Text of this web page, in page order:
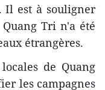
Il est à souligner
Tri n'a été
étrangères.
de Quang
les campagnes